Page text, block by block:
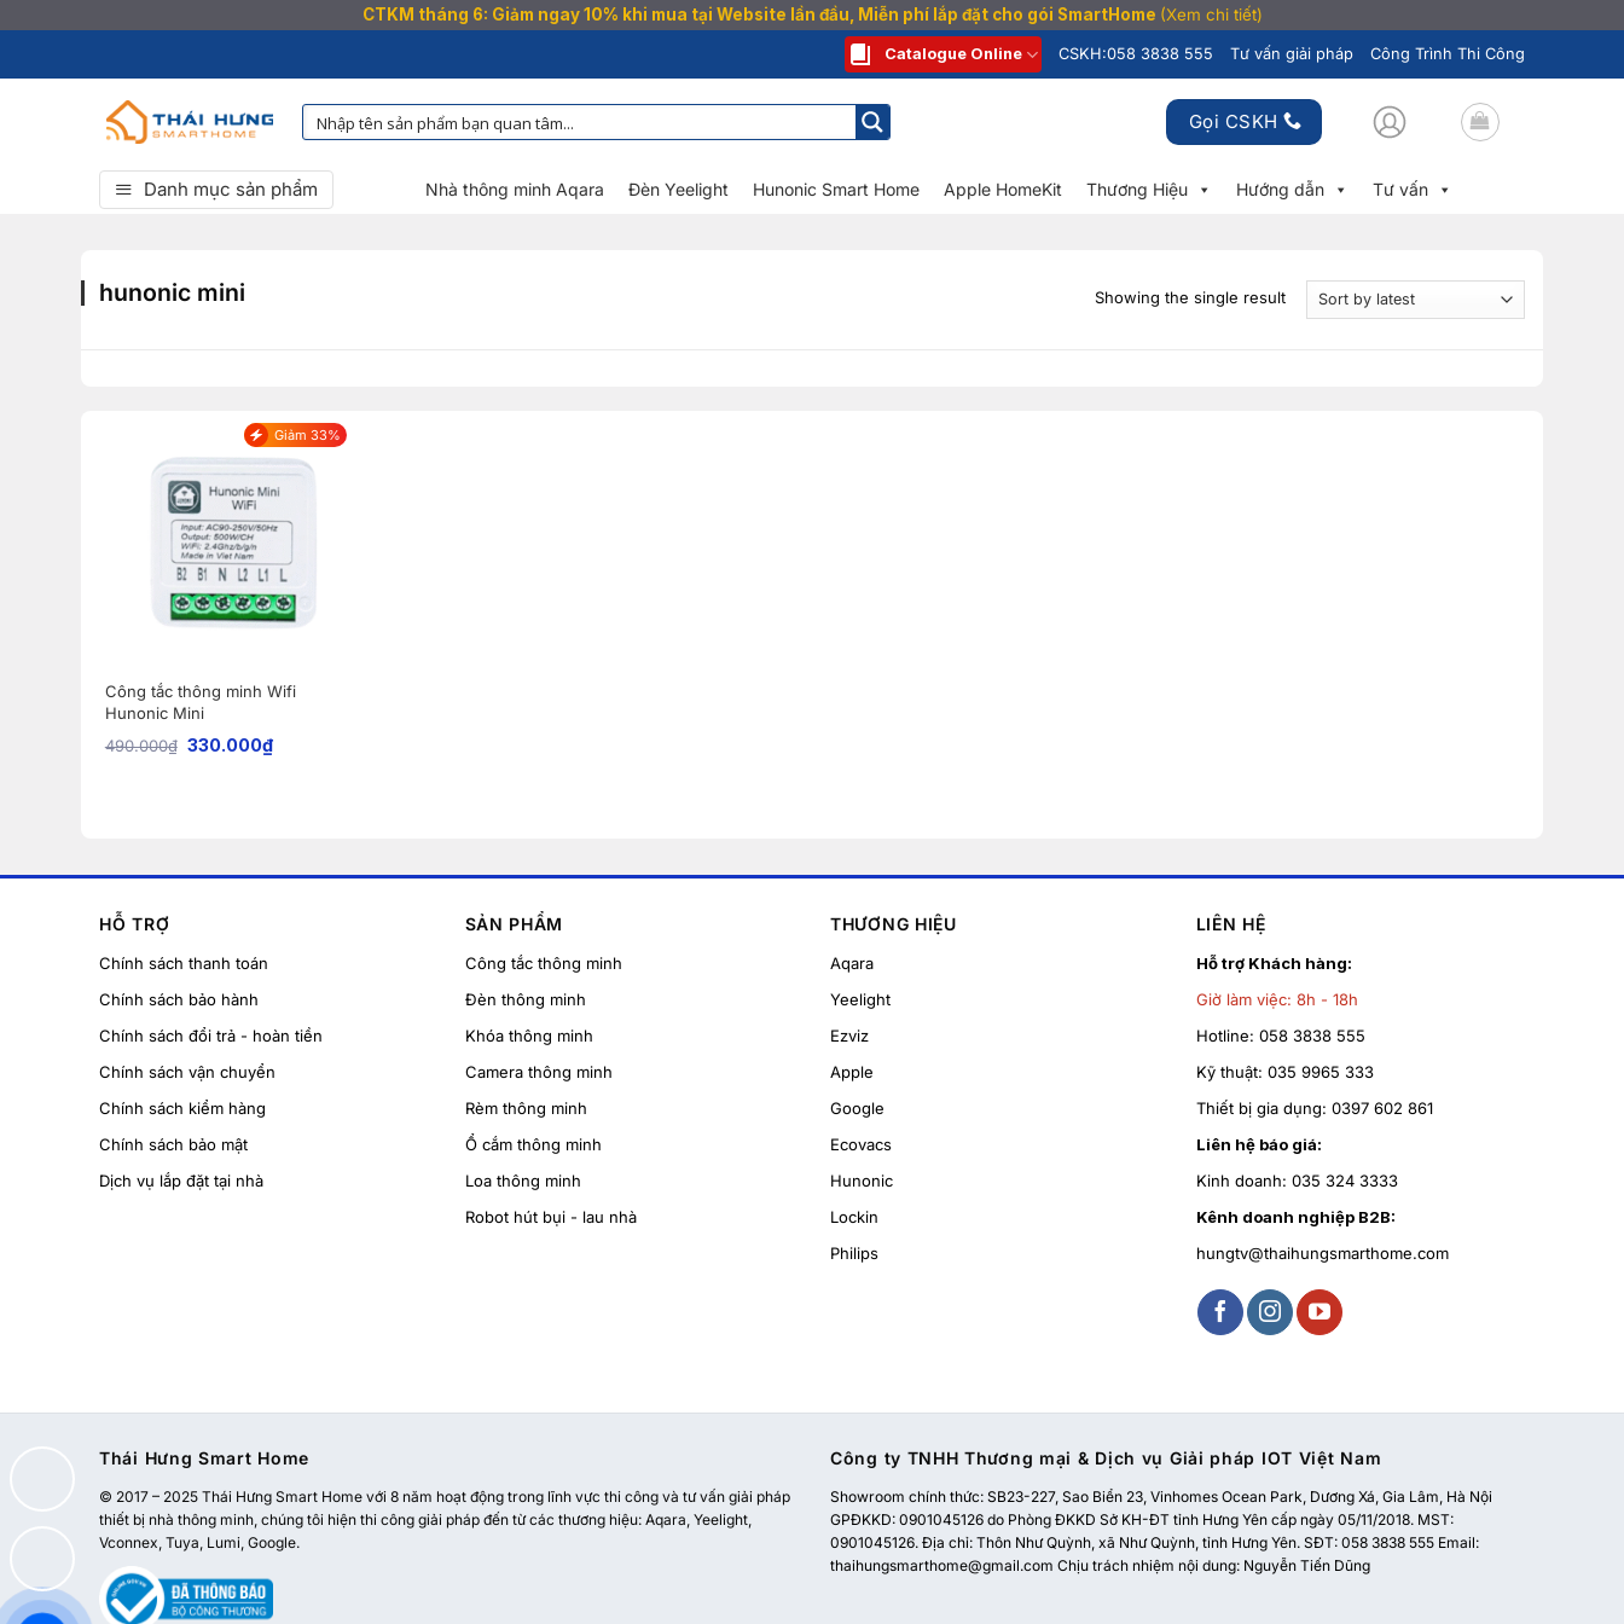
CTKM tháng 6: Giảm ngay 10% khi mua tại Website lần đầu, Miễn phí lắp đặt cho gói SmartHome (Xem chi tiết)
qua
Catalogue Online CSKH:058 3838 555 Tư vấn giải pháp Công Trình Thi Công
Gọi CSKH
Danh mục sản phẩm Nhà thông minh Aqara Đèn Yeelight Hunonic Smart Home Apple HomeKit Thương Hiệu Hướng dẫn Tư vấn
hunonic mini Showing the single result
Giảm 33%
Công tắc thông minh Wifi
Hunonic Mini
490.000₫ 330.000₫
HỖ TRỢ
Chính sách thanh toán
Chính sách bảo hành
Chính sách đổi trả - hoàn tiền
Chính sách vận chuyển
Chính sách kiểm hàng
Chính sách bảo mật
Dịch vụ lắp đặt tại nhà
SẢN PHẨM
Công tắc thông minh
Đèn thông minh
Khóa thông minh
Camera thông minh
Rèm thông minh
Ổ cắm thông minh
Loa thông minh
Robot hút bụi - lau nhà
THƯƠNG HIỆU
Aqara
Yeelight
Ezviz
Apple
Google
Ecovacs
Hunonic
Lockin
Philips
LIÊN HỆ
Hỗ trợ Khách hàng:
Giờ làm việc: 8h - 18h
Hotline: 058 3838 555
Kỹ thuật: 035 9965 333
Thiết bị gia dụng: 0397 602 861
Liên hệ báo giá:
Kinh doanh: 035 324 3333
Kênh doanh nghiệp B2B:
hungtv@thaihungsmarthome.com
Thái Hưng Smart Home
© 2017 – 2025 Thái Hưng Smart Home với 8 năm hoạt động trong lĩnh vực thi công và tư vấn giải pháp
thiết bị nhà thông minh, chúng tôi hiện thi công giải pháp đến từ các thương hiệu: Aqara, Yeelight,
Vconnex, Tuya, Lumi, Google.
Công ty TNHH Thương mại & Dịch vụ Giải pháp IOT Việt Nam
Showroom chính thức: SB23-227, Sao Biển 23, Vinhomes Ocean Park, Dương Xá, Gia Lâm, Hà Nội
GPĐKKD: 0901045126 do Phòng ĐKKD Sở KH-ĐT tỉnh Hưng Yên cấp ngày 05/11/2018. MST:
0901045126. Địa chỉ: Thôn Như Quỳnh, xã Như Quỳnh, tỉnh Hưng Yên. SĐT: 058 3838 555 Email:
thaihungsmarthome@gmail.com Chịu trách nhiệm nội dung: Nguyễn Tiến Dũng